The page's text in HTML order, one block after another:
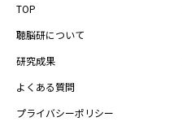
TOP
聴脳研について
研究成果
よくある質問
プライバシーポリシー